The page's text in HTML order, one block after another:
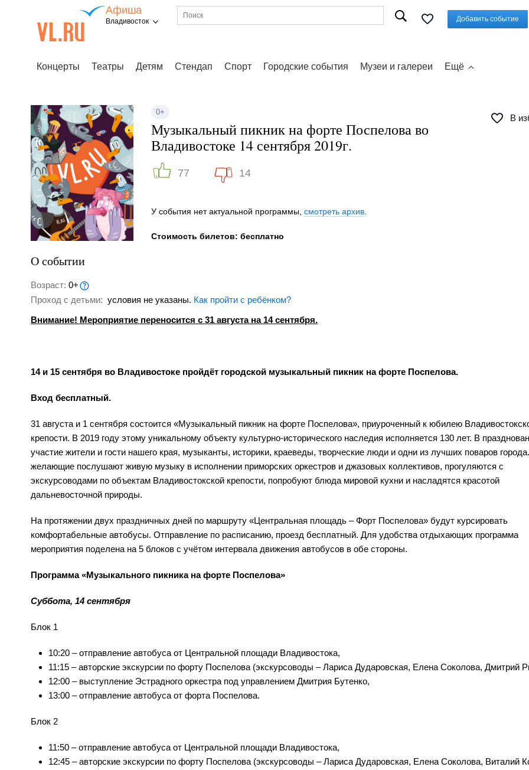
Афиша
Владивосток Добавить событие
Концерты Театры Детям Стендап Спорт Городские события Музеи и галереи Ещё
0+
В
Музыкальный пикник на форте Поспелова во
Владивостоке 14 сентября 2019г.
77 14
У события нет актуальной программы, смотреть архив
Стоимость билетов: бесплатно
О событии
Возраст: 0+
Проход с детьми: условия не указаны. Как пройти с ребёнком?
Внимание! Мероприятие переносится с 31 августа на 14 сентября.
14 и 15 сентября во Владивостоке пройдёт городской музыкальный пикник на форте Поспелова.
Вход бесплатный.
31 августа и 1 сентября состоится «Музыкальный пикник на форте Поспелова», приуроченный к юбилею
крепости. В 2019 году этому уникальному объекту культурно-исторического наследия исполняется 130 лет. В
участие жители и гости нашего края, музыканты, историки, краеведы, творческие люди и одни из лучших поваров
желающие послушают живую музыку в исполнении приморских оркестров и джазовых коллективов, прогуляются с
экскурсоводами по объектам Владивостокской крепости, попробуют блюда мировой кухни и насладятся красотой
дальневосточной природы.
На протяжении двух праздничных дней по маршруту «Центральная площадь – Форт Поспелова» будут курсировать
комфортабельные автобусы. Отправление по расписанию, проезд бесплатный. Для удобства отдыхающих программа
мероприятия поделена на 5 блоков с учётом интервала движения автобусов в обе стороны.
Программа «Музыкального пикника на форте Поспелова»
Суббота, 14 сентября
Блок 1
10:20 – отправление автобуса от Центральной площади Владивостока,
11:15 – авторские экскурсии по форту Поспелова (экскурсоводы – Лариса Дударовская, Елена Соколова, Дмитрий
12:00 – выступление Эстрадного оркестра под управлением Дмитрия Бутенко,
13:00 – отправление автобуса от форта Поспелова.
Блок 2
11:50 – отправление автобуса от Центральной площади Владивостока,
12:45 – авторские экскурсии по форту Поспелова (экскурсоводы – Лариса Дударовская, Елена Соколова, Виталий